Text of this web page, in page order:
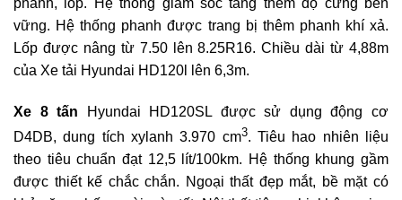
phanh, lốp. Hệ thống giảm sóc tăng thêm độ cứng bền
vững. Hệ thống phanh được trang bị thêm phanh khí xả.
Lốp được nâng từ 7.50 lên 8.25R16. Chiều dài từ 4,88m
của Xe tải Hyundai HD120l lên 6,3m.
Xe 8 tấn Hyundai HD120SL được sử dụng động cơ
D4DB, dung tích xylanh 3.970 cm3. Tiêu hao nhiên liệu
theo tiêu chuẩn đạt 12,5 lít/100km. Hệ thống khung gầm
được thiết kế chắc chắn. Ngoại thất đẹp mắt, bề mặt có